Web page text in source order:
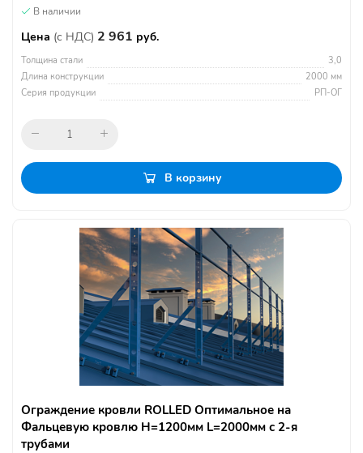
В наличии
Цена (с НДС) 2 961 руб.
Толщина стали
3,0
Длина конструкции
2000 мм
Серия продукции
РП-ОГ
В корзину
Ограждение кровли ROLLED Оптимальное на
Фальцевую кровлю H=1200мм L=2000мм с 2-я
трубами